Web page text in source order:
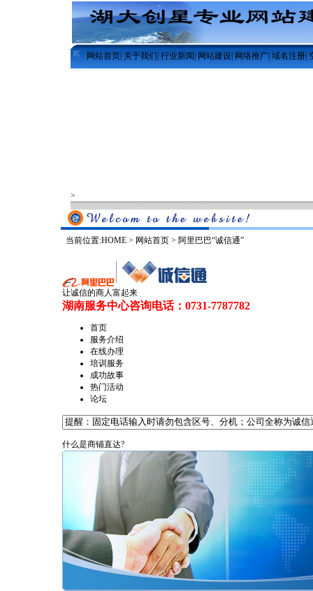
网站首页 关于我们 行业新闻 网站建设 网络推广 域名注册
>
当前位置:HOME > 网站首页 > 阿里巴巴“诚信通”
让诚信的商人富起来
湖南服务中心咨询电话：0731-7787782
首页
服务介绍
在线办理
培训服务
成功故事
热门活动
论坛
什么是商铺直达?